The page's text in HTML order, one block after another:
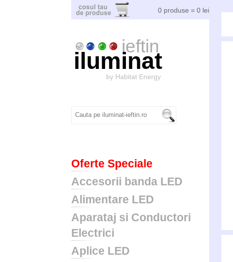
0 produse = 0 lei
ieftin
iluminat
by Habitat Energy
Oferte Speciale
Accesorii banda LED
Alimentare LED
Aparataj si Conductori
Electrici
Aplice LED